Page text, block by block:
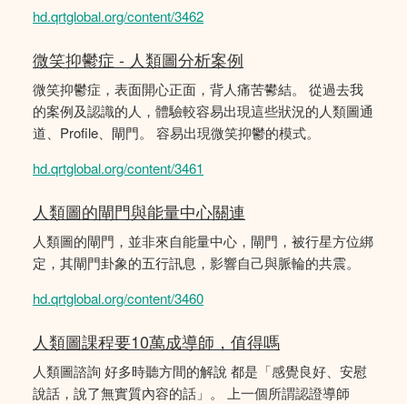
hd.qrtglobal.org/content/3462
微笑抑鬱症 - 人類圖分析案例
微笑抑鬱症，表面開心正面，背人痛苦鬰結。 從過去我
的案例及認識的人，體驗較容易出現這些狀況的人類圖通
道、Profile、閘門。 容易出現微笑抑鬱的模式。
hd.qrtglobal.org/content/3461
人類圖的閘門與能量中心關連
人類圖的閘門，並非來自能量中心，閘門，被行星方位綁
定，其閘門卦象的五行訊息，影響自己與脈輪的共震。
hd.qrtglobal.org/content/3460
人類圖課程要10萬成導師，值得嗎
人類圖諮詢 好多時聽方間的解說 都是「感覺良好、安慰
說話，說了無實質內容的話」。 上一個所謂認證導師